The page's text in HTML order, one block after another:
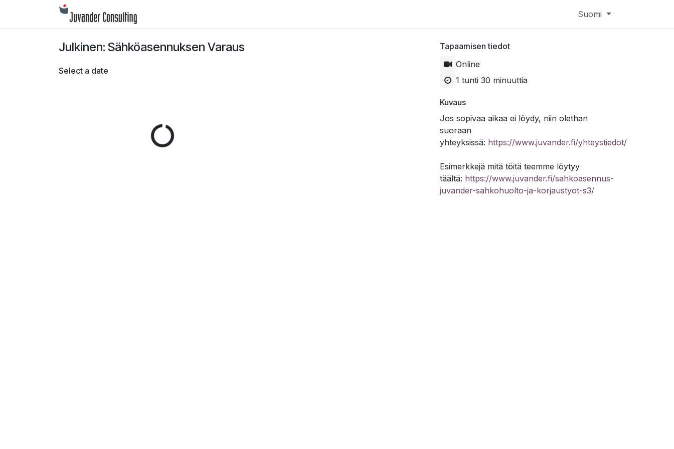
Suomi
Julkinen: Sähköasennuksen Varaus
Select a date
Tapaamisen tiedot
Online
1 tunti 30 minuuttia
Kuvaus
Jos sopivaa aikaa ei löydy, niin olethan
suoraan
yhteyksissä: https://www.juvander.fi/yhteystiedot/
Esimerkkejä mitä töitä teemme löytyy
täältä: https://www.juvander.fi/sahkoasennus-
juvander-sahkohuolto-ja-korjaustyot-s3/